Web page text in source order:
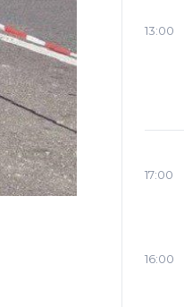
13:00
17:00
16:00